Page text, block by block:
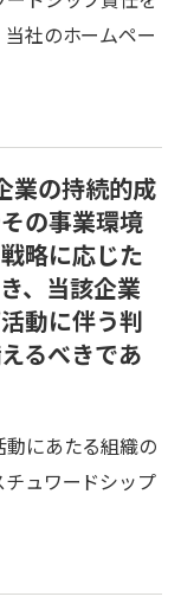
社のホームペー
業の持続的成
の事業環境
略に応じた
、当該企業
動に伴う判
るべきであ
にあたる組織の
ュワードシップ